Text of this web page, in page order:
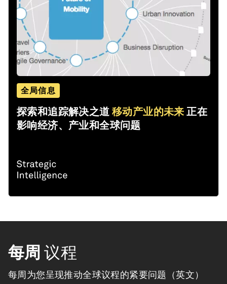
全局信息
探索和追踪解决之道移动产业的未来 正在
影响经济、产业和全球问题
每周 议程
每周为您呈现推动全球议程的紧要问题（英文）